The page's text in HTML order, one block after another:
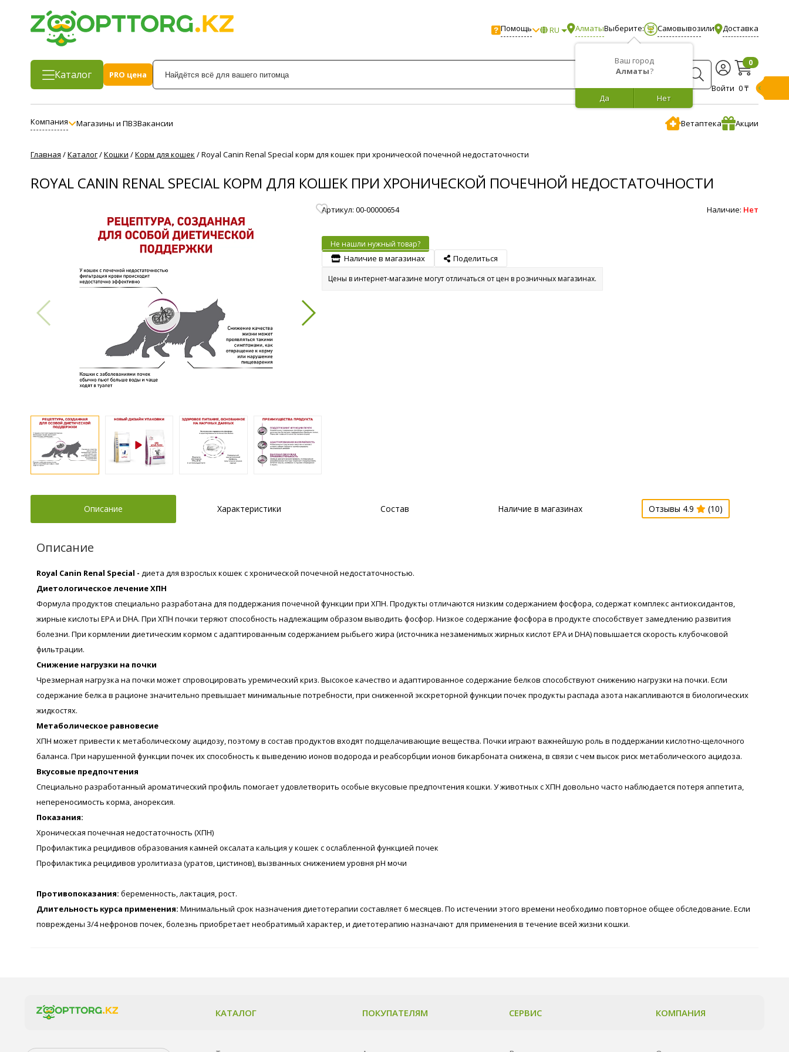
Помощь RU Алматы
Ваш город
Алматы?
Нет
Да
Выберите: Самовывозили Доставка
Каталог
PRO цена
Войти
0
0 ₸
Компания Магазины и ПВЗВакансии Ветаптека Акции
Главная /Каталог/Кошки /Корм для кошек /Royal Canin Renal Special корм для кошек при хронической почечной недостаточности
ROYAL CANIN RENAL SPECIAL КОРМ ДЛЯ КОШЕК ПРИ ХРОНИЧЕСКОЙ ПОЧЕЧНОЙ НЕДОСТАТОЧНОСТИ
Артикул: 00-00000654 Наличие: Нет
Не нашли нужный товар?
Наличие в магазинах Поделиться
Цены в интернет-магазине могут отличаться от цен в розничных магазинах.
Описание Характеристики Состав Наличие в магазинах Отзывы 4.9 (10)
Описание
Royal Canin Renal Special - диета для взрослых кошек с хронической почечной недостаточностью.
Диетологическое лечение ХПН
Формула продуктов специально разработана для поддержания почечной функции при ХПН. Продукты отличаются низким содержанием фосфора, содержат комплекс антиоксидантов,
жирные кислоты ЕРА и DHA. При ХПН почки теряют способность надлежащим образом выводить фосфор. Низкое содержание фосфора в продукте способствует замедлению развития
болезни. При кормлении диетическим кормом с адаптированным содержанием рыбьего жира (источника незаменимых жирных кислот ЕРА и DHA) повышается скорость клубочковой
фильтрации.
Снижение нагрузки на почки
Чрезмерная нагрузка на почки может спровоцировать уремический криз. Высокое качество и адаптированное содержание белков способствуют снижению нагрузки на почки. Если
содержание белка в рационе значительно превышает минимальные потребности, при сниженной экскреторной функции почек продукты распада азота накапливаются в биологических
жидкостях.
Метаболическое равновесие
ХПН может привести к метаболическому ацидозу, поэтому в состав продуктов входят подщелачивающие вещества. Почки играют важнейшую роль в поддержании кислотно-щелочного
баланса. При нарушенной функции почек их способность к выведению ионов водорода и реабсорбции ионов бикарбоната снижена, в связи с чем высок риск метаболического ацидоза.
Вкусовые предпочтения
Специально разработанный ароматический профиль помогает удовлетворить особые вкусовые предпочтения кошки. У животных с ХПН довольно часто наблюдается потеря аппетита,
непереносимость корма, анорексия.
Показания:
Хроническая почечная недостаточность (ХПН)
Профилактика рецидивов образования камней оксалата кальция у кошек с ослабленной функцией почек
Профилактика рецидивов уролитиаза (уратов, цистинов), вызванных снижением уровня рН мочи
Противопоказания: беременность, лактация, рост.
Длительность курса применения: Минимальный срок назначения диетотерапии составляет 6 месяцев. По истечении этого времени необходимо повторное общее обследование. Если
повреждены 3/4 нефронов почек, болезнь приобретает необратимый характер, и диетотерапию назначают для применения в течение всей жизни кошки.
КАТАЛОГ ПОКУПАТЕЛЯМ СЕРВИС КОМПАНИЯ